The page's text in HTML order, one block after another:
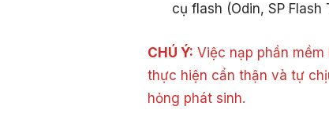
cụ flash (Odin, SP Flash
CHÚ Ý: Việc nạp phần
thực hiện cẩn thận và tự
hỏng phát sinh.